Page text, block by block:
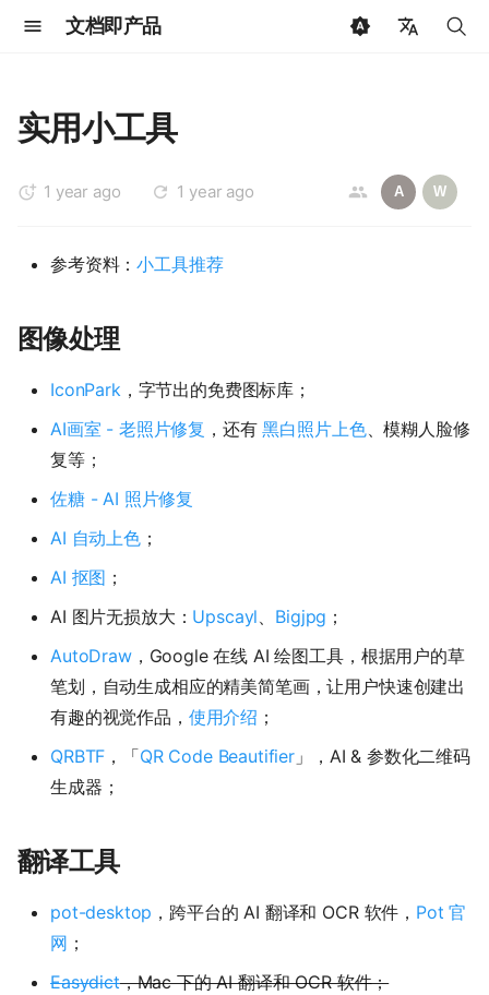
文档即产品
🇷🇺 Русский
🇧🇷 Português
🇸🇦 العربية
入
开
实用小工具
1 year ago 1 year ago A W
参考资料：小工具推荐
图像处理
IconPark ，字节出的免费图标库；
AI画室 - 老照片修复 ，还有黑白照片上色、模糊人脸修
复等；
佐糖 - AI 照片修复
AI 自动上色；
AI 抠图 ；
AI 图片无损放大： Upscayl Bigjpg ；
AutoDraw，Google 在线 AI 绘图工具，根据用户的草
笔划，自动生成相应的精美简笔画，让用户快速创建出
有趣的视觉作品， 使用介绍 ；
QRBTF ，「QR Code Beautifier 」，AI & 参数化二维码
生成器；
翻译工具
pot-desktop ，跨平台的 AI 翻译和 OCR 软件， Pot 官
网 ；
Easydict，Mac 下的 AI 翻译和 OCR 软件；